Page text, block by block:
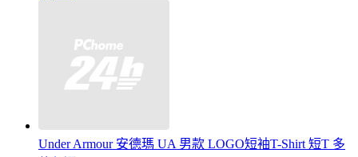
Under Armour 安德瑪 UA 男款 LOGO短袖T-Shirt 短T 多